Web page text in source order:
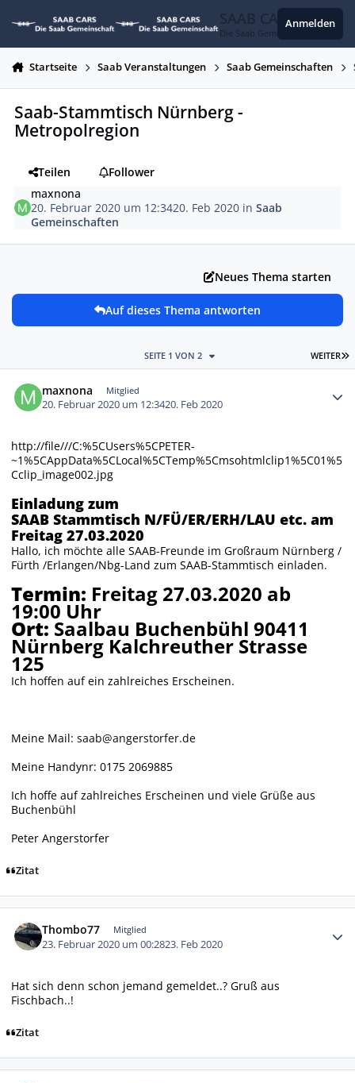
SAAB CARS
Die Saab Gemeinschaft
Anmelden
Startseite Saab Veranstaltungen Saab Gemeinschaften
Saab-Stammtisch Nürnberg -
Metropolregion
Teilen
Follower
maxnona
20. Februar 2020 um 12:3420. Feb 2020 inSaab
Gemeinschaften
Neues Thema starten
Auf dieses Thema antworten
WEITER
SEITE 1 VON 2
maxnona Mitglied
20. Februar 2020 um 12:3420. Feb 2020
http://file///C:%5CUsers%5CPETER-
~1%5CAppData%5CLocal%5CTemp%5Cmsohtmlclip1%5C01%5
Cclip_image002.jpg
Einladung zum
SAAB Stammtisch N/FÜ/ER/ERH/LAU etc. am
Freitag 27.03.2020
Hallo, ich möchte alle SAAB-Freunde im Großraum Nürnberg /
Fürth /Erlangen/Nbg-Land zum SAAB-Stammtisch einladen.
Termin: Freitag 27.03.2020 ab
19:00 Uhr
Ort: Saalbau Buchenbühl 90411
Nürnberg Kalchreuther Strasse
125
Ich hoffen auf ein zahlreiches Erscheinen.
Meine Mail: saab@angerstorfer.de
Meine Handynr: 0175 2069885
Ich hoffe auf zahlreiches Erscheinen und viele Grüße aus
Buchenbühl
Peter Angerstorfer
Zitat
Thombo77 Mitglied
23. Februar 2020 um 00:2823. Feb 2020
Hat sich denn schon jemand gemeldet..? Gruß aus
Fischbach..!
Zitat